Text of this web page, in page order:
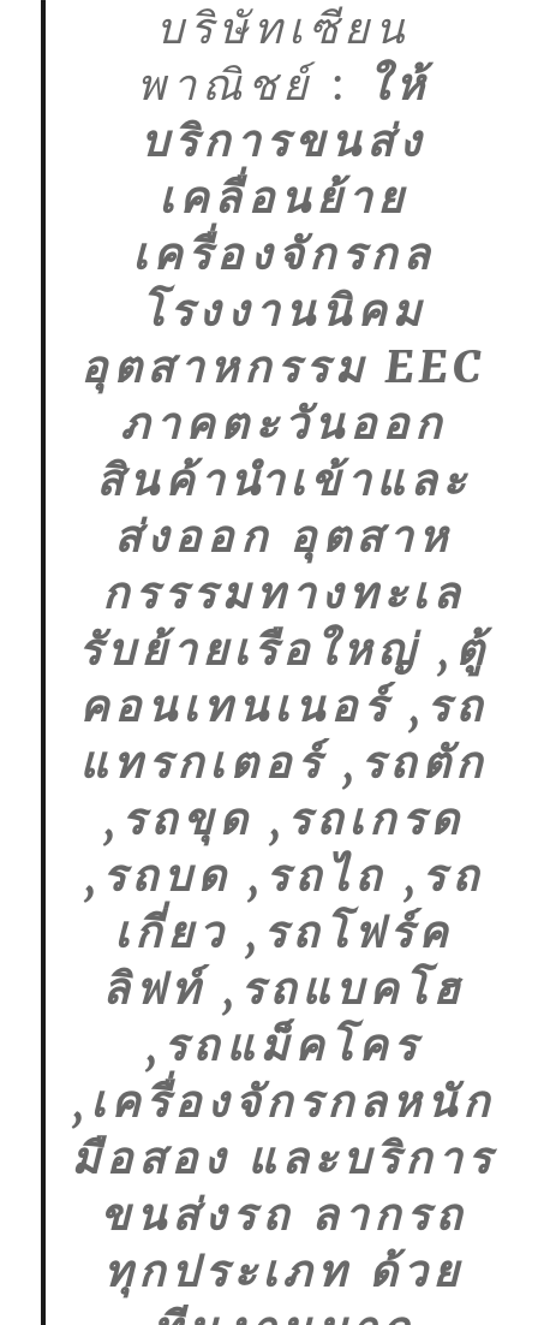
บริษัทเซียน
พาณิชย์ :
ให้
บริการขนส่ง
เคลื่อนย้าย
เครื่องจักรกล
โรงงานนิคม
อุตสาหกรรม EEC
ภาคตะวันออก
สินค้านำเข้าและ
ส่งออก อุตสาห
กรรรมทางทะเล
รับย้ายเรือใหญ่ ,ตู้
คอนเทนเนอร์ ,รถ
แทรกเตอร์ ,รถตัก
,รถขุด ,รถเกรด
,รถบด ,รถไถ ,รถ
เกี่ยว ,รถโฟร์ค
ลิฟท์ ,รถแบคโฮ
,รถแม็คโคร
,เครื่องจักรกลหนัก
มือสอง และบริการ
ขนส่งรถ ลากรถ
ทุกประเภท ด้วย